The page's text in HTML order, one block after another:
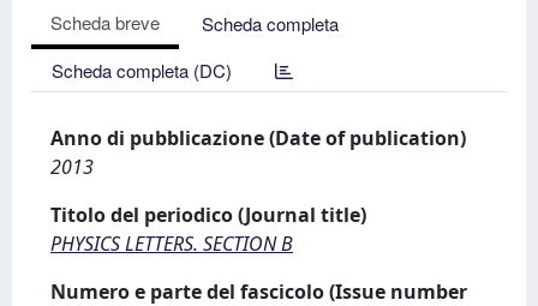
Scheda breve
Scheda completa
Scheda completa (DC)
Anno di pubblicazione (Date of publication)
2013
Titolo del periodico (Journal title)
PHYSICS LETTERS. SECTION B
Numero e parte del fascicolo (Issue number